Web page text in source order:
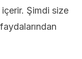
Şimdi size
faydalarından